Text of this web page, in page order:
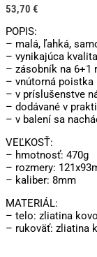
53,70 €
POPIS:
– malá, ľahká,
– vynikajúca
– zásobník na 6+1
– vnútorná poistka
– v príslušenstve
– dodávané v
– v balení sa
VEĽKOSŤ:
– hmotnosť: 470g
– rozmery:
– kaliber: 8mm
MATERIÁL:
– telo: zliatina
– rukoväť: zliatina